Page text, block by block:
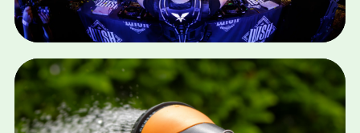
SEA · WEBDESIGN
RADICAL REDEMPTION